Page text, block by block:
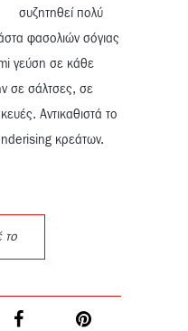
συζητηθεί πολύ
φασολιών σόγιας
γεύση σε κάθε
σε σάλτσες, σε
Αντικαθιστά το
κρεάτων.
το